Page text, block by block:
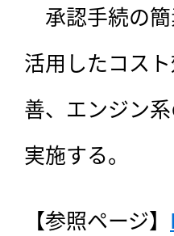
承認手続の
活用したコス
善、エンジン
実施する。
【参照ページ】